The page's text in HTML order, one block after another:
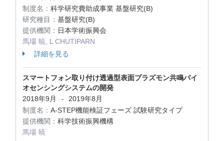
制度名： 科学研究費助成事業 基盤研究(B)
研究種目： 基盤研究(B)
提供機関： 日本学術振興会
馬場 暁, L CHUTIPARN
詳細を見る
スマートフォン取り付け透過型表面プラズモン共鳴バイ
オセンシングシステムの開発
2018年9月
-
2019年8月
制度名： A-STEP機能検証フェーズ 試験研究タイプ
提供機関： 科学技術振興機構
馬場 暁